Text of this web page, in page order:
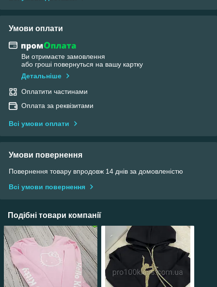
Умови оплати
Ви отримаєте замовлення
або гроші повернуться на вашу картку
Детальніше
Оплатити частинами
Оплата за реквізитами
Всі умови оплати
Умови повернення
Повернення товару впродовж 14 днів за домовленістю
Всі умови повернення
Подібні товари компанії